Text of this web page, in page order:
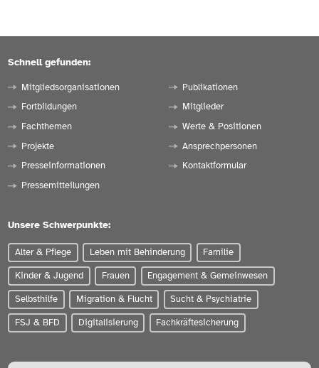
Schnell gefunden:
Mitgliedsorganisationen
Fortbildungen
Fachthemen
Projekte
Presseinformationen
Pressemitteilungen
Publikationen
Mitglieder
Werte & Positionen
Ansprechpersonen
Kontaktformular
Unsere Schwerpunkte:
Alter & Pflege Leben mit Behinderung Familie
Kinder & Jugend Frauen Engagement & Gemeinwesen
Selbsthilfe Migration & Flucht Sucht & Psychiatrie
FSJ & BFD Digitalisierung Fachkräftesicherung